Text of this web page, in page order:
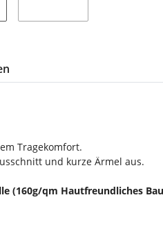
Tragekomfort.
und kurze Ärmel aus.
(160g/qm Hautfreundliches